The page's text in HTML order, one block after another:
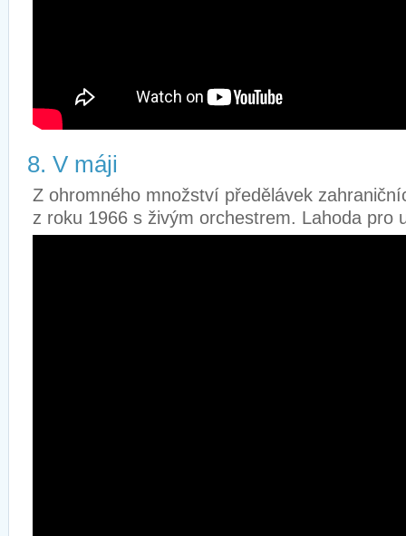
8. V máji
Z ohromného množství předělávek
z roku 1966 s živým orchestrem. Lahoda pro